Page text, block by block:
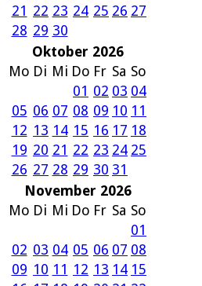
21 22 23 24 25 26 27
28 29 30
Oktober 2026
Mo Di Mi Do Fr Sa So
01 02 03 04
05 06 07 08 09 10 11
12 13 14 15 16 17 18
19 20 21 22 23 24 25
26 27 28 29 30 31
November 2026
Mo Di Mi Do Fr Sa So
01
02 03 04 05 06 07 08
09 10 11 12 13 14 15